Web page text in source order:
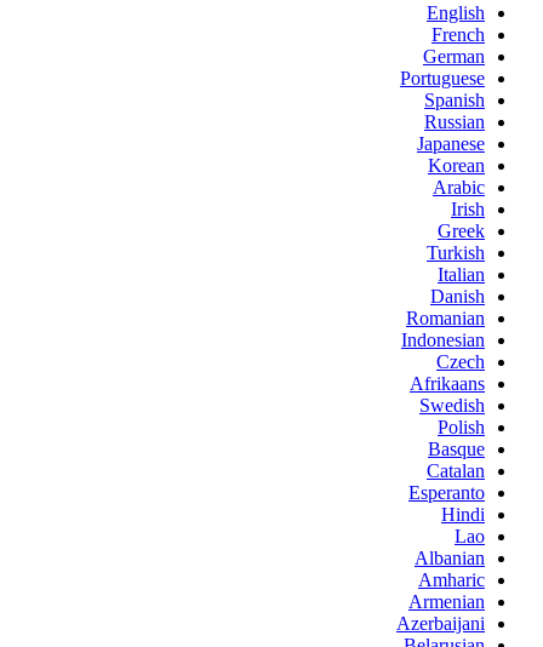
English
French
German
Portuguese
Spanish
Russian
Japanese
Korean
Arabic
Irish
Greek
Turkish
Italian
Danish
Romanian
Indonesian
Czech
Afrikaans
Swedish
Polish
Basque
Catalan
Esperanto
Hindi
Lao
Albanian
Amharic
Armenian
Azerbaijani